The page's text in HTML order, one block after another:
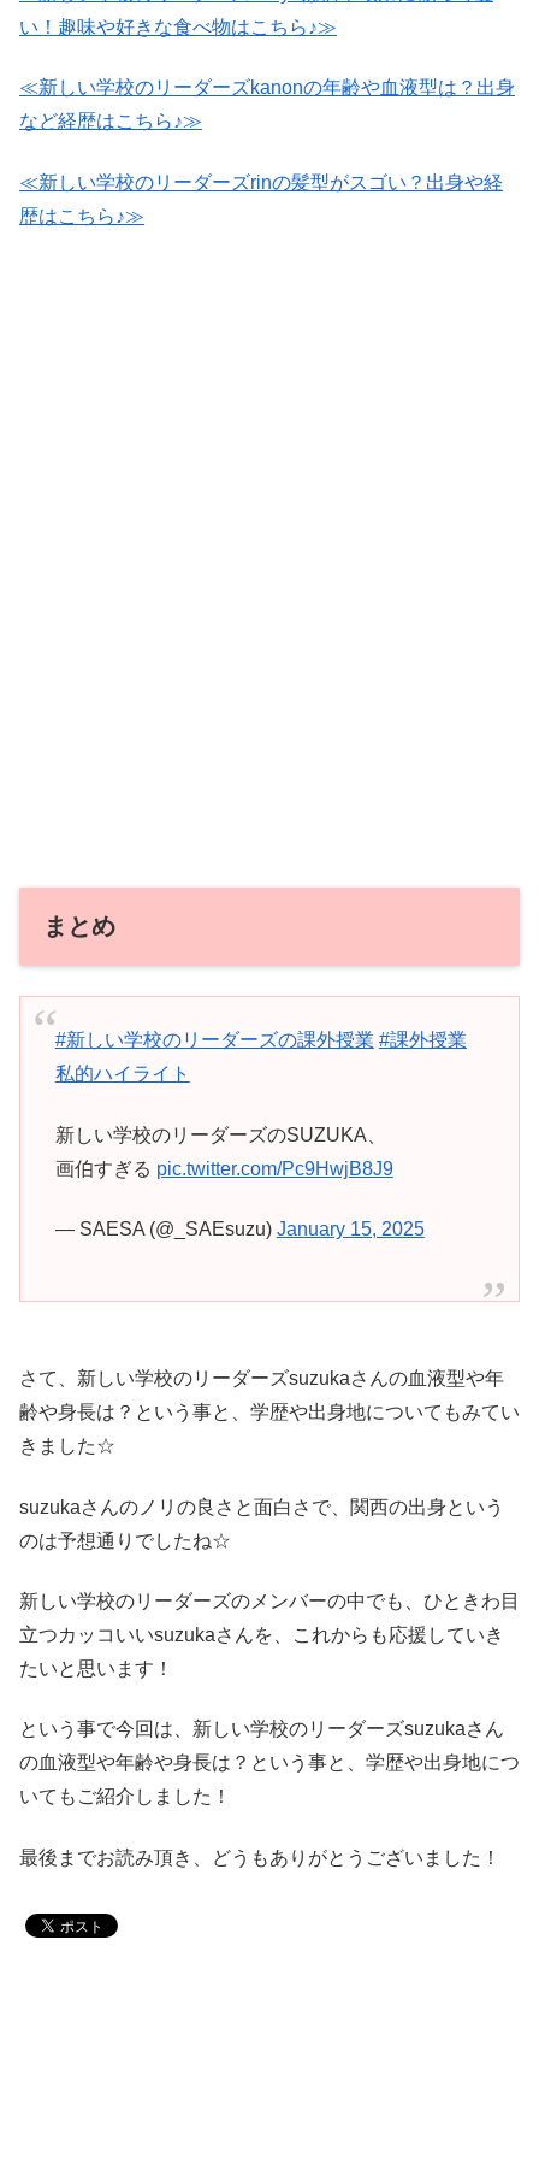
い！趣味や好きな食べ物はこちら♪≫
≪新しい学校のリーダーズkanonの年齢や血液型は？出身
など経歴はこちら♪≫
≪新しい学校のリーダーズrinの髪型がスゴい？出身や経
歴はこちら♪≫
まとめ
#新しい学校のリーダーズの課外授業 #課外授業
私的ハイライト
新しい学校のリーダーズのSUZUKA、
画伯すぎる pic.twitter.com/Pc9HwjB8J9
— SAESA (@_SAEsuzu) January 15, 2025
さて、新しい学校のリーダーズsuzukaさんの血液型や年
齢や身長は？という事と、学歴や出身地についてもみてい
きました☆
suzukaさんのノリの良さと面白さで、関西の出身という
のは予想通りでしたね☆
新しい学校のリーダーズのメンバーの中でも、ひときわ目
立つカッコいいsuzukaさんを、これからも応援していき
たいと思います！
という事で今回は、新しい学校のリーダーズsuzukaさん
の血液型や年齢や身長は？という事と、学歴や出身地につ
いてもご紹介しました！
最後までお読み頂き、どうもありがとうございました！